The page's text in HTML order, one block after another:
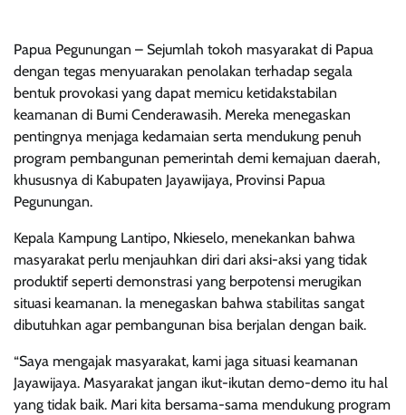
Papua Pegunungan – Sejumlah tokoh masyarakat di Papua
dengan tegas menyuarakan penolakan terhadap segala
bentuk provokasi yang dapat memicu ketidakstabilan
keamanan di Bumi Cenderawasih. Mereka menegaskan
pentingnya menjaga kedamaian serta mendukung penuh
program pembangunan pemerintah demi kemajuan daerah,
khususnya di Kabupaten Jayawijaya, Provinsi Papua
Pegunungan.
Kepala Kampung Lantipo, Nkieselo, menekankan bahwa
masyarakat perlu menjauhkan diri dari aksi-aksi yang tidak
produktif seperti demonstrasi yang berpotensi merugikan
situasi keamanan. Ia menegaskan bahwa stabilitas sangat
dibutuhkan agar pembangunan bisa berjalan dengan baik.
“Saya mengajak masyarakat, kami jaga situasi keamanan
Jayawijaya. Masyarakat jangan ikut-ikutan demo-demo itu hal
yang tidak baik. Mari kita bersama-sama mendukung program